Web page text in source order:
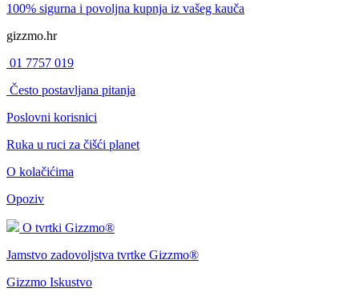
100% sigurna i povoljna kupnja iz vašeg kauča
gizzmo.hr
01 7757 019
Često postavljana pitanja
Poslovni korisnici
Ruka u ruci za čišći planet
O kolačićima
Opoziv
O tvrtki Gizzmo®
Jamstvo zadovoljstva tvrtke Gizzmo®
Gizzmo Iskustvo